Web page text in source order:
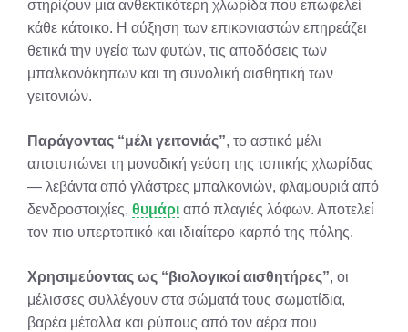
στηρίζουν μια ανθεκτικότερη χλωρίδα που επωφελεί
κάθε κάτοικο. Η αύξηση των επικονιαστών επηρεάζει
θετικά την υγεία των φυτών, τις αποδόσεις των
μπαλκονόκηπων και τη συνολική αισθητική των
γειτονιών.
Παράγοντας “μέλι γειτονιάς”, το αστικό μέλι
αποτυπώνει τη μοναδική γεύση της τοπικής χλωρίδας
— λεβάντα από γλάστρες μπαλκονιών, φλαμουριά από
δενδροστοιχίες, θυμάρι από πλαγιές λόφων. Αποτελεί
τον πιο υπερτοπικό και ιδιαίτερο καρπό της πόλης.
Χρησιμεύοντας ως “βιολογικοί αισθητήρες”, οι
μέλισσες συλλέγουν στα σώματά τους σωματίδια,
βαρέα μέταλλα και ρύπους από τον αέρα που